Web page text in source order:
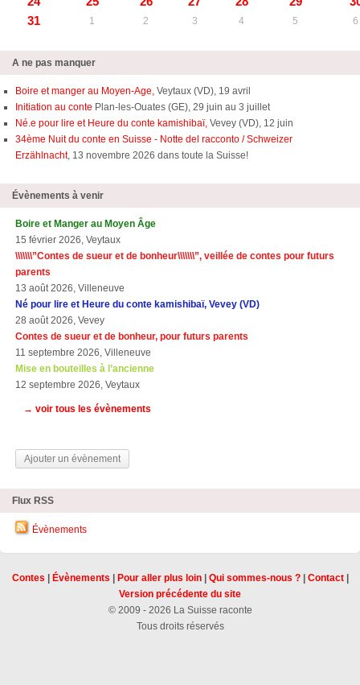
31
1 2 3 4 5 6
A ne pas manquer
Boire et manger au Moyen-Age, Veytaux (VD), 19 avril
Initiation au conte Plan-les-Ouates (GE), 29 juin au 3 juillet
Né.e pour lire et Heure du conte kamishibaï, Vevey (VD), 12 juin
34ème Nuit du conte en Suisse - Notte del racconto / Schweizer
Erzählnacht, 13 novembre 2026 dans toute la Suisse!
Évènements à venir
Boire et Manger au Moyen Âge
15 février 2026, Veytaux
\\\\\\\”Contes de sueur et de bonheur\\\\\\\”, veillée de contes pour futurs
parents
13 août 2026, Villeneuve
Né pour lire et Heure du conte kamishibaï, Vevey (VD)
28 août 2026, Vevey
Contes de sueur et de bonheur, pour futurs parents
11 septembre 2026, Villeneuve
Mise en bouteilles à l’ancienne
12 septembre 2026, Veytaux
→ voir tous les évènements
Ajouter un évènement
Flux RSS
Évènements
Contes Évènements Pour aller plus loin| Qui sommes-nous ?| Contact|
Version précédente du site
© 2009 - 2026 La Suisse raconte
Tous droits réservés